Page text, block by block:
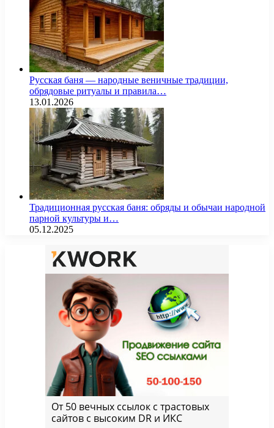
Русская баня — народные веничные традиции,
обрядовые ритуалы и правила…
13.01.2026
Традиционная русская баня: обряды и обычаи народной
парной культуры и…
05.12.2025